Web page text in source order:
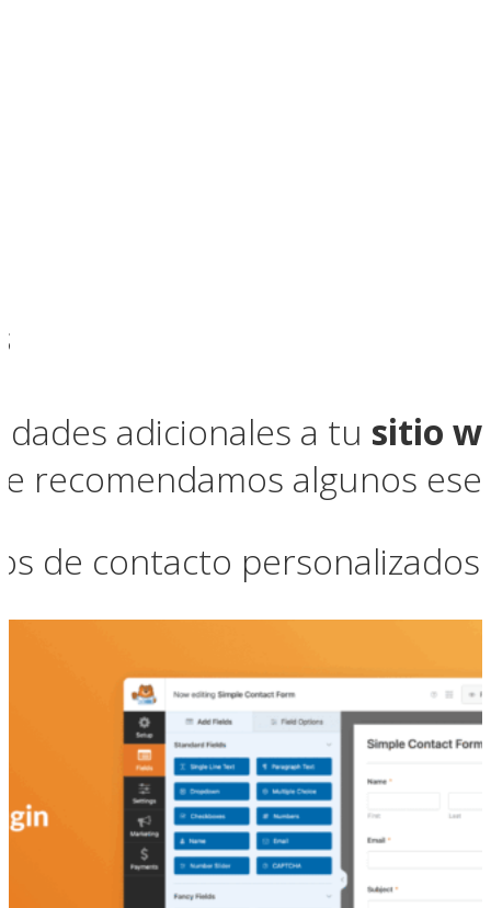
adicionales a tu sitio
recomendamos algunos
de contacto personalizados.